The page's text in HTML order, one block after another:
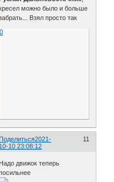
можно было и больше
Взял просто так
0
11
2021-
10-10 23:08:12
Надо движок теперь